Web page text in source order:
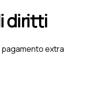
diritti
extra